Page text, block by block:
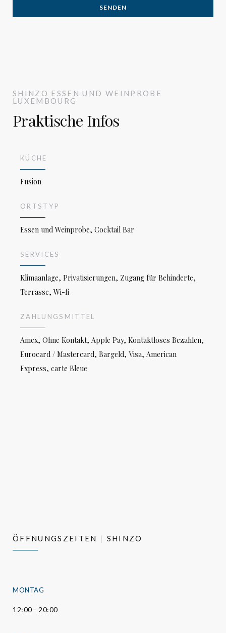
SHINZO ESSEN UND WEINPROBE
LUXEMBOURG
Praktische Infos
KÜCHE
Fusion
ORTSTYP
Essen und Weinprobe, Cocktail Bar
SERVICES
Klimaanlage, Privatisierungen, Zugang für Behinderte,
Terrasse, Wi-fi
ZAHLUNGSMITTEL
Amex, Ohne Kontakt, Apple Pay, Kontaktloses Bezahlen,
Eurocard / Mastercard, Bargeld, Visa, American
Express, carte Bleue
ÖFFNUNGSZEITEN SHINZO
MONTAG
12:00 - 20:00